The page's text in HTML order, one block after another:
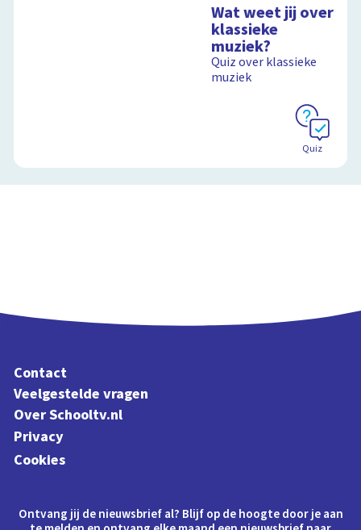
Wat weet jij over
klassieke
muziek?
Quiz over klassieke
muziek
Quiz
Contact
Veelgestelde vragen
Over Schooltv.nl
Privacy
Cookies
Ontvang jij de nieuwsbrief al? Blijf op de hoogte door je aan